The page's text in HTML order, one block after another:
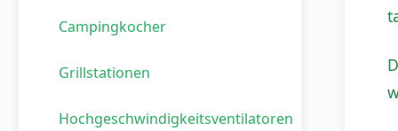
Campingkocher
Grillstationen
Hochgeschwindigkeitsventilatoren